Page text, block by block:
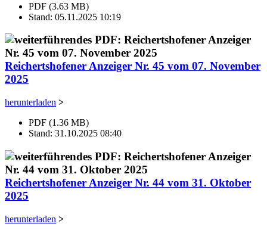
PDF (3.63 MB)
Stand: 05.11.2025 10:19
Reichertshofener Anzeiger Nr. 45 vom 07. November
2025
herunterladen >
PDF (1.36 MB)
Stand: 31.10.2025 08:40
Reichertshofener Anzeiger Nr. 44 vom 31. Oktober
2025
herunterladen >